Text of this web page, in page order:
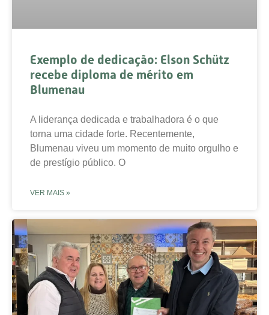
Exemplo de dedicação: Elson Schütz
recebe diploma de mérito em
Blumenau
A liderança dedicada e trabalhadora é o que
torna uma cidade forte. Recentemente,
Blumenau viveu um momento de muito orgulho e
de prestígio público. O
VER MAIS »